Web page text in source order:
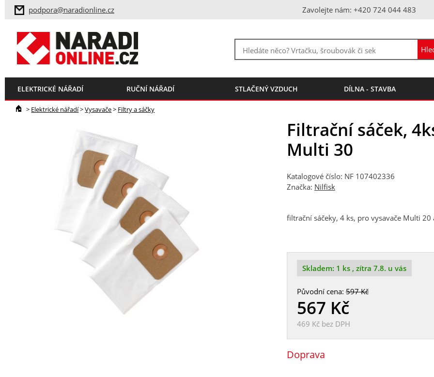
podpora@naradionline.cz Zavolejte nám: +420 724 044 483
ELEKTRICKÉ NÁŘADÍ RUČNÍ NÁŘADÍ STLAČENÝ VZDUCH DÍLNA - STAVBA
> Elektrické nářadí>Vysavače> Filtry a sáčky
Filtrační sáček,
Multi 30
Katalogové číslo: NF 107402336
Značka: Nilfisk
filtrační sáčeky, 4 ks, pro vysavače Multi 20
Skladem: 1 ks , zítra 7.8. u vás
Původní cena:597 Kč
567 Kč
469 Kčbez DPH
Doprava